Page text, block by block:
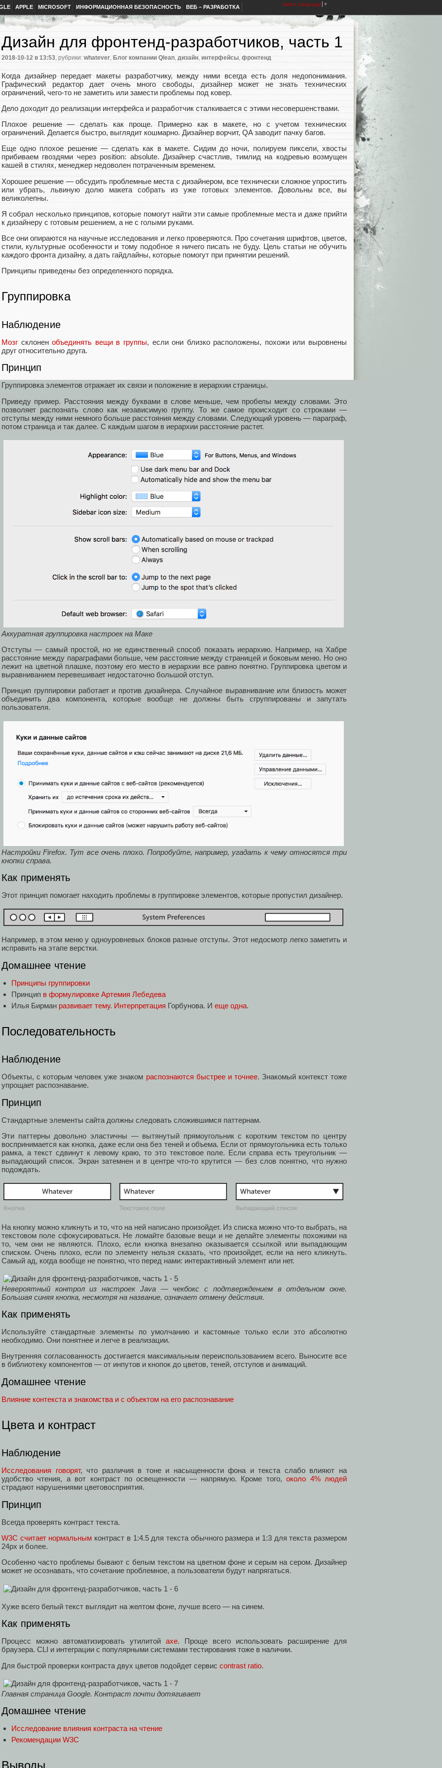
APPLE MICROSOFT ИНФОРМАЦИОННАЯ БЕЗОПАСНОСТЬ ВЕБ – РАЗРАБОТКА Select Language ▼
Дизайн для фронтенд-разработчиков, часть 1
2018-10-12 в 13:53, рубрики: whatever, Блог компании Qlean, дизайн, интерфейсы, фронтенд
Когда дизайнер передает макеты разработчику, между ними всегда есть доля недопонимания.
Графический редактор дает очень много свободы, дизайнер может не знать технических
ограничений, чего-то не заметить или замести проблемы под ковер.
Дело доходит до реализации интерфейса и разработчик сталкивается с этими несовершенствами.
Плохое решение — сделать как проще. Примерно как в макете, но с учетом технических
ограничений. Делается быстро, выглядит кошмарно. Дизайнер ворчит, QA заводит пачку багов.
Еще одно плохое решение — сделать как в макете. Сидим до ночи, полируем пиксели, хвосты
прибиваем гвоздями через position: absolute. Дизайнер счастлив, тимлид на кодревью возмущен
кашей в стилях, менеджер недоволен потраченным временем.
Хорошее решение — обсудить проблемные места с дизайнером, все технически сложное упростить
или убрать, львиную долю макета собрать из уже готовых элементов. Довольны все, вы
великолепны.
Я собрал несколько принципов, которые помогут найти эти самые проблемные места и даже прийти
к дизайнеру с готовым решением, а не с голыми руками.
Все они опираются на научные исследования и легко проверяются. Про сочетания шрифтов, цветов,
стили, культурные особенности и тому подобное я ничего писать не буду. Цель статьи не обучить
каждого фронта дизайну, а дать гайдлайны, которые помогут при принятии решений.
Принципы приведены без определенного порядка.
Группировка
Наблюдение
Мозг склоненобъединять вещи в группы, если они близко расположены, похожи или выровнены
друг относительно друга.
Принцип
Группировка элементов отражает их связи и положение в иерархии страницы.
Приведу пример. Расстояния между буквами в слове меньше, чем пробелы между словами. Это
позволяет распознать слово как независимую группу. То же самое происходит со строками —
отступы между ними немного больше расстояния между словами. Следующий уровень — параграф,
потом страница и так далее. С каждым шагом в иерархии расстояние растет.
Аккуратная группировка настроек на Маке
Отступы — самый простой, но не единственный способ показать иерархию. Например, на Хабре
расстояние между параграфами больше, чем расстояние между страницей и боковым меню. Но оно
лежит на цветной плашке, поэтому его место в иерархии все равно понятно. Группировка цветом и
выравниванием перевешивает недостаточно большой отступ.
Принцип группировки работает и против дизайнера. Случайное выравнивание или близость может
объединить два компонента, которые вообще не должны быть сгруппированы и запутать
пользователя.
Настройки Firefox. Тут все очень плохо. Попробуйте, например, угадать к чему относятся три
кнопки справа.
Как применять
Этот принцип помогает находить проблемы в группировке элементов, которые пропустил дизайнер.
Например, в этом меню у одноуровневых блоков разные отступы. Этот недосмотр легко заметить и
исправить на этапе верстки.
Домашнее чтение
Принципы группировки
Принцип в формулировке Артемия Лебедева
Илья Бирман развивает тему. Интерпретация Горбунова. И еще одна.
Последовательность
Наблюдение
Объекты, с которым человек уже знаком распознаются быстрее и точнее. Знакомый контекст тоже
упрощает распознавание.
Принцип
Стандартные элементы сайта должны следовать сложившимся паттернам.
Эти паттерны довольно эластичны — вытянутый прямоугольник с коротким текстом по центру
воспринимается как кнопка, даже если она без теней и объема. Если от прямоугольника есть только
рамка, а текст сдвинут к левому краю, то это текстовое поле. Если справа есть треугольник —
выпадающий список. Экран затемнен и в центре что-то крутится — без слов понятно, что нужно
подождать.
На кнопку можно кликнуть и то, что на ней написано произойдет. Из списка можно что-то выбрать, на
текстовом поле сфокусироваться. Не ломайте базовые вещи и не делайте элементы похожими на
то, чем они не являются. Плохо, если кнопка внезапно оказывается ссылкой или выпадающим
списком. Очень плохо, если по элементу нельзя сказать, что произойдет, если на него кликнуть.
Самый ад, когда вообще не понятно, что перед нами: интерактивный элемент или нет.
Невероятный контрол из настроек Java — чекбокс с подтверждением в отдельном окне.
Большая синяя кнопка, несмотря на название, означает отмену действия.
Как применять
Используйте стандартные элементы по умолчанию и кастомные только если это абсолютно
необходимо. Они понятнее и легче в реализации.
Внутренняя согласованность достигается максимальным переиспользованием всего. Выносите все
в библиотеку компонентов — от инпутов и кнопок до цветов, теней, отступов и анимаций.
Домашнее чтение
Влияние контекста и знакомства и с объектом на его распознавание
Цвета и контраст
Наблюдение
Исследования говорят, что различия в тоне и насыщенности фона и текста слабо влияют на
удобство чтения, а вот контраст по освещенности — напрямую. Кроме того,около 4% людей
страдают нарушениями цветовосприятия.
Принцип
Всегда проверять контраст текста.
W3C считает нормальным контраст в 1:4.5 для текста обычного размера и 1:3 для текста размером
24px и более.
Особенно часто проблемы бывают с белым текстом на цветном фоне и серым на сером. Дизайнер
может не осознавать, что сочетание проблемное, а пользователи будут напрягаться.
Хуже всего белый текст выглядит на желтом фоне, лучше всего — на синем.
Как применять
Процесс можно автоматизировать утилитой axe. Проще всего использовать расширение для
браузера. CLI и интеграции с популярными системами тестирования тоже в наличии.
Для быстрой проверки контраста двух цветов подойдет сервис contrast ratio.
Главная страница Google. Контраст почти дотягивает
Домашнее чтение
Исследование влияния контраста на чтение
Рекомендации W3C